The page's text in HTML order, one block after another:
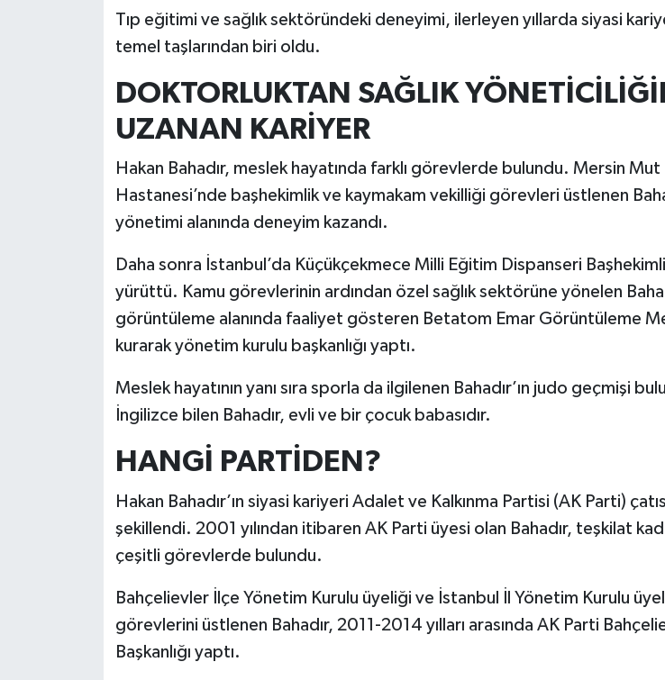
Tıp eğitimi ve sağlık sektöründeki deneyimi, ilerleyen yıllarda siyasi
temel taşlarından biri oldu.
DOKTORLUKTAN SAĞLIK
UZANAN KARİYER
Hakan Bahadır, meslek hayatında farklı görevlerde bulundu. Mersin
Hastanesi’nde başhekimlik ve kaymakam vekilliği görevleri üstlenen
yönetimi alanında deneyim kazandı.
Daha sonra İstanbul’da Küçükçekmece Milli Eğitim Dispanseri
yürüttü. Kamu görevlerinin ardından özel sağlık sektörüne yönelen
görüntüleme alanında faaliyet gösteren Betatom Emar Görüntüleme
kurarak yönetim kurulu başkanlığı yaptı.
Meslek hayatının yanı sıra sporla da ilgilenen Bahadır’ın judo geçmişi
İngilizce bilen Bahadır, evli ve bir çocuk babasıdır.
HANGİ PARTİDEN?
Hakan Bahadır’ın siyasi kariyeri Adalet ve Kalkınma Partisi (AK Parti)
şekillendi. 2001 yılından itibaren AK Parti üyesi olan Bahadır, teşkilat
çeşitli görevlerde bulundu.
Bahçelievler İlçe Yönetim Kurulu üyeliği ve İstanbul İl Yönetim Kurulu
görevlerini üstlenen Bahadır, 2011-2014 yılları arasında AK Parti
Başkanlığı yaptı.